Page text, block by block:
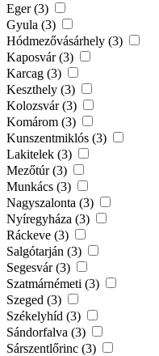
Eger (3)
Gyula (3)
Hódmezővásárhely (3)
Kaposvár (3)
Karcag (3)
Keszthely (3)
Kolozsvár (3)
Komárom (3)
Kunszentmiklós (3)
Lakitelek (3)
Mezőtúr (3)
Munkács (3)
Nagyszalonta (3)
Nyíregyháza (3)
Ráckeve (3)
Salgótarján (3)
Segesvár (3)
Szatmárnémeti (3)
Szeged (3)
Székelyhíd (3)
Sándorfalva (3)
Sárszentlőrinc (3)